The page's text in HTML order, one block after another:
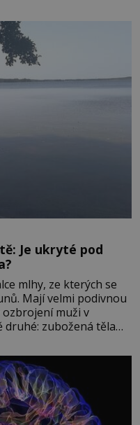
vznikla někdy
zaznamenali
Je ukryté pod
mlhy, ze kterých se
Mají velmi podivnou
muži v
zubožená těla
roku 1945, druhá
Stolpsee